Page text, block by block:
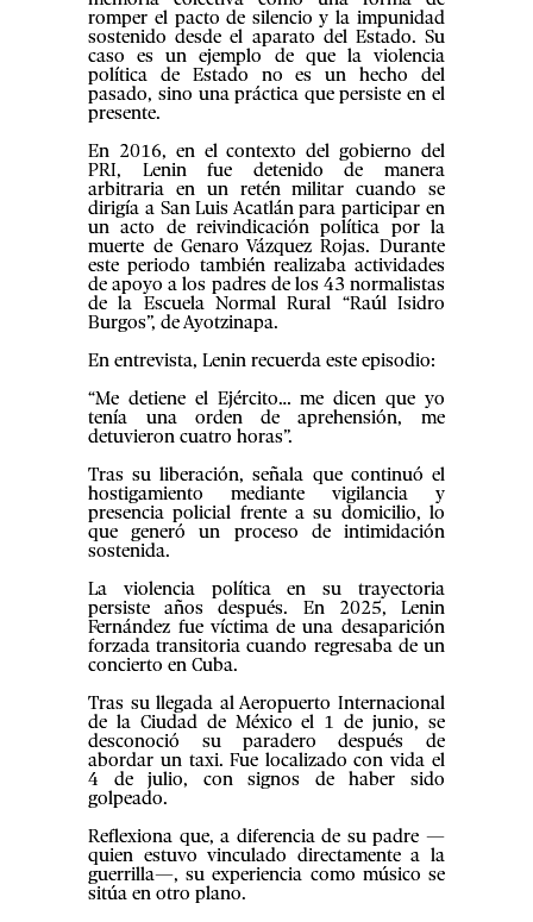
romper el pacto de silencio y la impunidad
sostenido desde el aparato del Estado. Su
caso es un ejemplo de que la violencia
política de Estado no es un hecho del
pasado, sino una práctica que persiste en el
presente.
En 2016, en el contexto del gobierno del
PRI, Lenin fue detenido de manera
arbitraria en un retén militar cuando se
dirigía a San Luis Acatlán para participar en
un acto de reivindicación política por la
muerte de Genaro Vázquez Rojas. Durante
este periodo también realizaba actividades
de apoyo a los padres de los 43 normalistas
de la Escuela Normal Rural “Raúl Isidro
Burgos”, de Ayotzinapa.
En entrevista, Lenin recuerda este episodio:
“Me detiene el Ejército… me dicen que yo
tenía una orden de aprehensión, me
detuvieron cuatro horas”.
Tras su liberación, señala que continuó el
hostigamiento mediante vigilancia y
presencia policial frente a su domicilio, lo
que generó un proceso de intimidación
sostenida.
La violencia política en su trayectoria
persiste años después. En 2025, Lenin
Fernández fue víctima de una desaparición
forzada transitoria cuando regresaba de un
concierto en Cuba.
Tras su llegada al Aeropuerto Internacional
de la Ciudad de México el 1 de junio, se
desconoció su paradero después de
abordar un taxi. Fue localizado con vida el
4 de julio, con signos de haber sido
golpeado.
Reflexiona que, a diferencia de su padre —
quien estuvo vinculado directamente a la
guerrilla—, su experiencia como músico se
sitúa en otro plano.